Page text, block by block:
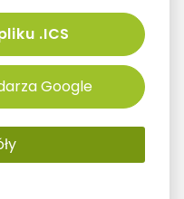
.ICS
Google